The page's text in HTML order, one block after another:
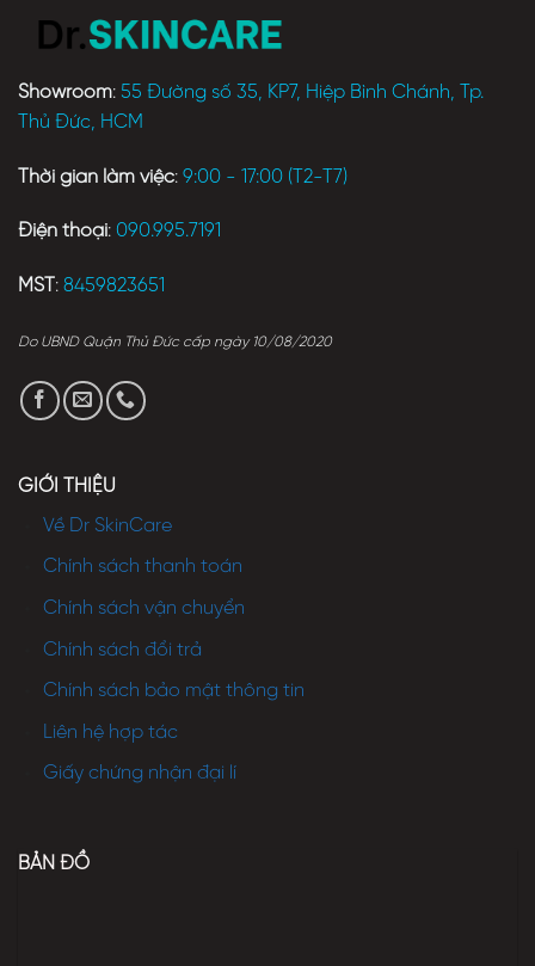
Showroom: 55 Đường số 35, KP7, Hiệp Bình Chánh, Tp.
Thủ Đức, HCM
Thời gian làm việc: 9:00 - 17:00 (T2-T7)
Điện thoại: 090.995.7191
MST : 8459823651
Do UBND Quận Thủ Đức cấp ngày 10/08/2020
GIỚI THIỆU
Về Dr SkinCare
Chính sách thanh toán
Chính sách vận chuyển
Chính sách đổi trả
Chính sách bảo mật thông tin
Liên hệ hợp tác
Giấy chứng nhận đại lí
BẢN ĐỒ